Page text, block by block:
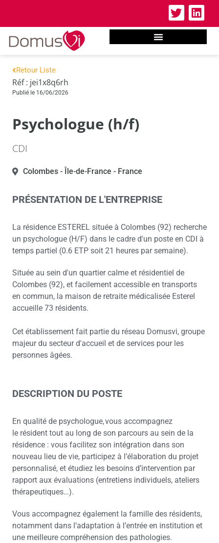
Retour Liste
Réf : jei1x8q6rh
Publié le 16/06/2026
Psychologue (h/f)
CDI
Colombes - Île-de-France - France
PRÉSENTATION DE L'ENTREPRISE
La résidence ESTEREL située à Colombes (92) recherche
un psychologue (H/F) dans le cadre d'un poste en CDI à
temps partiel (0.6 ETP soit 21 heures par semaine).
Située au sein d'un quartier calme et résidentiel de
Colombes (92), et facilement accessible en transports
en commun, la maison de retraite médicalisée Esterel
accueille 73 résidents.
Cet établissement fait partie du réseau Domusvi, groupe
majeur du secteur d'accueil et de services pour les
personnes âgées.
DESCRIPTION DU POSTE
En qualité de psychologue, vous accompagnez
le résident tout au long de son parcours au sein de la
résidence : vous facilitez son intégration dans son
nouveau lieu de vie, participez à l’élaboration du projet
personnalisé, et étudiez les besoins d’intervention par
rapport aux évaluations (entretiens individuels, ateliers
thérapeutiques…).
Vous accompagnez également la famille des résidents,
notamment dans l’adaptation à l’entrée en institution et
une meilleure compréhension des pathologies.